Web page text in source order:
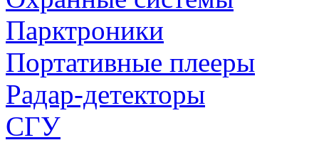
Парктроники
Портативные плееры
Радар-детекторы
СГУ